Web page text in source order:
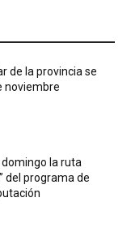
de la provincia se
noviembre
la ruta
del programa de